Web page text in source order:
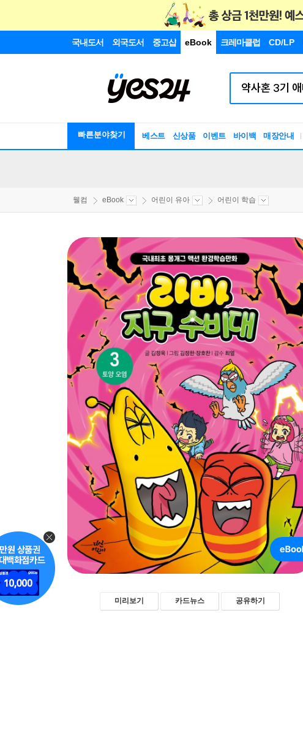
국내도서 외국도서 중고샵 eBook 크레마클럽 CD/LP
빠른분야찾기 베스트 신상품 이벤트 바이백 매장안내
웰컴 eBook 어린이 유아 어린이 학습
미리보기 카드뉴스 공유하기